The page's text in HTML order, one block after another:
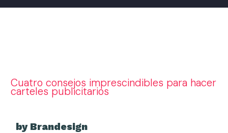
Cuatro consejos imprescindibles para hacer
carteles publicitarios
by Brandesign